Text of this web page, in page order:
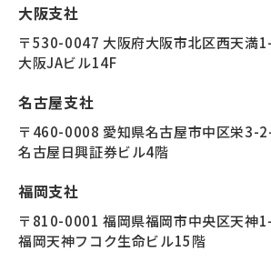
大阪支社
〒530-0047 大阪府大阪市北区西天満
大阪JAビル14F
名古屋支社
〒460-0008 愛知県名古屋市中区栄3-
名古屋日興証券ビル4階
福岡支社
〒810-0001 福岡県福岡市中央区天神
福岡天神フコク生命ビル15階